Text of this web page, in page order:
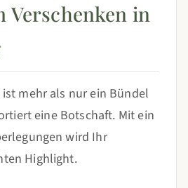
Verschenken in
mehr als nur ein Bündel
eine Botschaft. Mit ein
wird Ihr
Highlight.